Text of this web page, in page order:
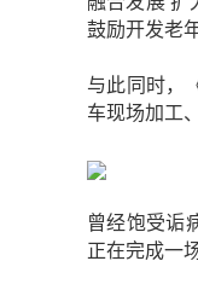
鼓励开发老
与此同时，
车现场加工
曾经饱受诟
正在完成一